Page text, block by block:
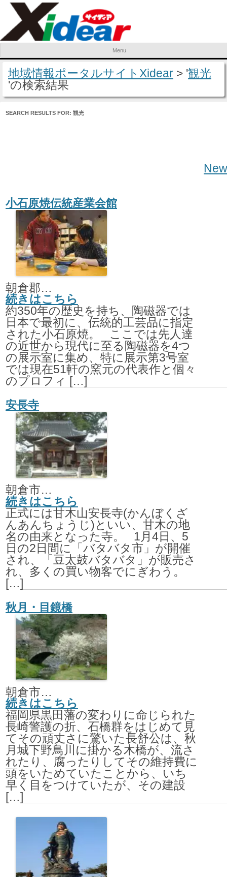
Menu
Skip to content
地域情報ポータルサイトXidear > '観光
'の検索結果
SEARCH RESULTS FOR: 観光
小石原焼伝統産業会館
朝倉郡東峰村大字小石原730-9
続きはこちら
約350年の歴史を持ち、陶磁器では
日本で最初に、伝統的工芸品に指定
された小石原焼。 ここでは先人達
の近世から現代に至る陶磁器を4つ
の展示室に集め、特に展示第3号室
では現在51軒の窯元の代表作と個々
のプロフィ […]
安長寺
朝倉市甘木772
続きはこちら
正式には甘木山安長寺(かんぼくざ
んあんちょうじ)といい、甘木の地
名の由来となった寺。 1月4日、5
日の2日間に「バタバタ市」が開催
され、「豆太鼓バタバタ」が販売さ
れ、多くの買い物客でにぎわう。
[…]
秋月・目鏡橋
朝倉市秋月野鳥
続きはこちら
福岡県黒田藩の変わりに命じられた
長崎警護の折、石橋群をはじめて見
てその頑丈さに驚いた長舒公は、秋
月城下野鳥川に掛かる木橋が、流さ
れたり、腐ったりしてその維持費に
頭をいためていたことから、いち
早く目をつけていたが、その建設
[…]